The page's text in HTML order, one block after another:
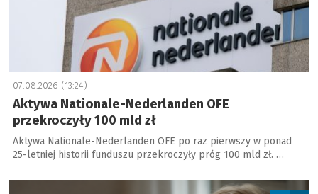
07.08.2026 (13:24)
Aktywa Nationale-Nederlanden OFE
przekroczyły 100 mld zł
Aktywa Nationale-Nederlanden OFE po raz pierwszy w ponad
25-letniej historii funduszu przekroczyły próg 100 mld zł. …
a